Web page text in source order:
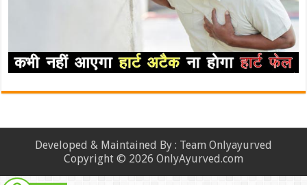
Developed & Maintained By : Team Onlyayurved
Copyright © 2026 OnlyAyurved.com